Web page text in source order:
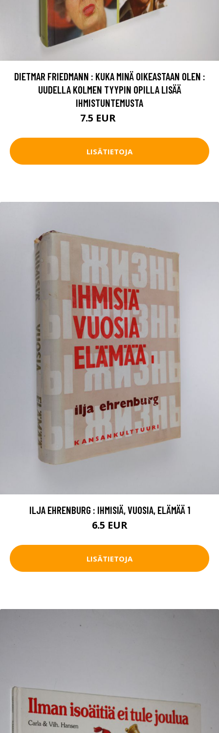
DIETMAR FRIEDMANN : KUKA MINÄ OIKEASTAAN OLEN :
UUDELLA KOLMEN TYYPIN OPILLA LISÄÄ
IHMISTUNTEMUSTA
7.5 EUR
LISÄTIETOJA
ILJA EHRENBURG : IHMISIÄ, VUOSIA, ELÄMÄÄ 1
6.5 EUR
LISÄTIETOJA